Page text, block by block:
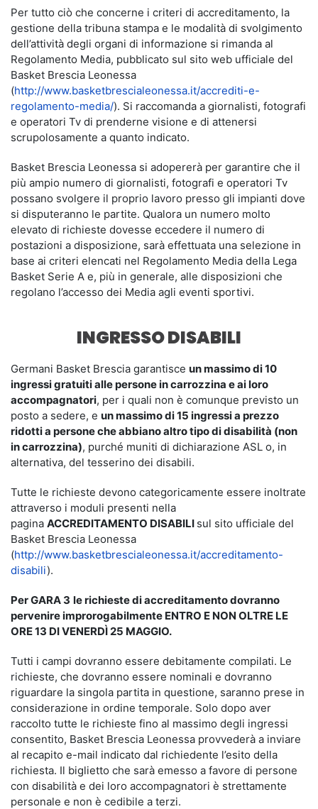
Per tutto ciò che concerne i criteri di accreditamento, la
gestione della tribuna stampa e le modalità di svolgimento
dell’attività degli organi di informazione si rimanda al
Regolamento Media, pubblicato sul sito web ufficiale del
Basket Brescia Leonessa
(http://www.basketbrescialeonessa.it/accrediti-e-
regolamento-media/). Si raccomanda a giornalisti, fotografi
e operatori Tv di prenderne visione e di attenersi
scrupolosamente a quanto indicato.
Basket Brescia Leonessa si adopererà per garantire che il
più ampio numero di giornalisti, fotografi e operatori Tv
possano svolgere il proprio lavoro presso gli impianti dove
si disputeranno le partite. Qualora un numero molto
elevato di richieste dovesse eccedere il numero di
postazioni a disposizione, sarà effettuata una selezione in
base ai criteri elencati nel Regolamento Media della Lega
Basket Serie A e, più in generale, alle disposizioni che
regolano l’accesso dei Media agli eventi sportivi.
INGRESSO DISABILI
Germani Basket Brescia garantisce un massimo di 10
ingressi gratuiti alle persone in carrozzina e ai loro
accompagnatori, per i quali non è comunque previsto un
posto a sedere, e un massimo di 15 ingressi a prezzo
ridotti a persone che abbiano altro tipo di disabilità (non
in carrozzina), purché muniti di dichiarazione ASL o, in
alternativa, del tesserino dei disabili.
Tutte le richieste devono categoricamente essere inoltrate
attraverso i moduli presenti nella
pagina ACCREDITAMENTO DISABILI sul sito ufficiale del
Basket Brescia Leonessa
(http://www.basketbrescialeonessa.it/accreditamento-
disabili).
Per GARA 3 le richieste di accreditamento dovranno
pervenire improrogabilmente ENTRO E NON OLTRE LE
ORE 13 DI VENERDÌ 25 MAGGIO.
Tutti i campi dovranno essere debitamente compilati. Le
richieste, che dovranno essere nominali e dovranno
riguardare la singola partita in questione, saranno prese in
considerazione in ordine temporale. Solo dopo aver
raccolto tutte le richieste fino al massimo degli ingressi
consentito, Basket Brescia Leonessa provvederà a inviare
al recapito e-mail indicato dal richiedente l’esito della
richiesta. Il biglietto che sarà emesso a favore di persone
con disabilità e dei loro accompagnatori è strettamente
personale e non è cedibile a terzi.